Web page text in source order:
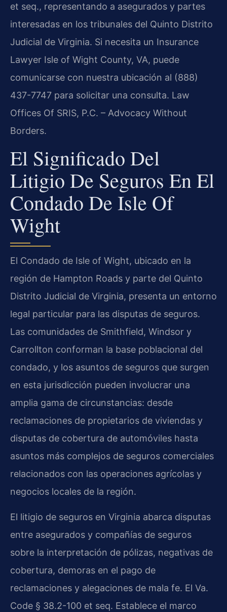
et seq., representando a asegurados y partes
interesadas en los tribunales del Quinto Distrito
Judicial de Virginia. Si necesita un Insurance
Lawyer Isle of Wight County, VA, puede
comunicarse con nuestra ubicación al (888)
437-7747 para solicitar una consulta. Law
Offices Of SRIS, P.C. – Advocacy Without
Borders.
El Significado Del
Litigio De Seguros En El
Condado De Isle Of
Wight
El Condado de Isle of Wight, ubicado en la
región de Hampton Roads y parte del Quinto
Distrito Judicial de Virginia, presenta un entorno
legal particular para las disputas de seguros.
Las comunidades de Smithfield, Windsor y
Carrollton conforman la base poblacional del
condado, y los asuntos de seguros que surgen
en esta jurisdicción pueden involucrar una
amplia gama de circunstancias: desde
reclamaciones de propietarios de viviendas y
disputas de cobertura de automóviles hasta
asuntos más complejos de seguros comerciales
relacionados con las operaciones agrícolas y
negocios locales de la región.
El litigio de seguros en Virginia abarca disputas
entre asegurados y compañías de seguros
sobre la interpretación de pólizas, negativas de
cobertura, demoras en el pago de
reclamaciones y alegaciones de mala fe. El Va.
Code § 38.2-100 et seq. Establece el marco